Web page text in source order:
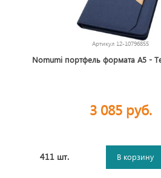
Артикул 12-10796855
Nomumi портфель формата А5 -
3 085 руб.
411 шт. В корзину